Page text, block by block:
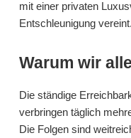
mit einer privaten
Entschleunigung vereint.
Warum wir
Die ständige
verbringen täglich
Die Folgen sind